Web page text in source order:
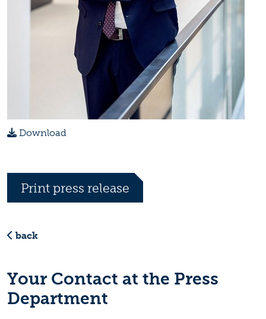
Download
Print press release
back
Your Contact at the Press
Department